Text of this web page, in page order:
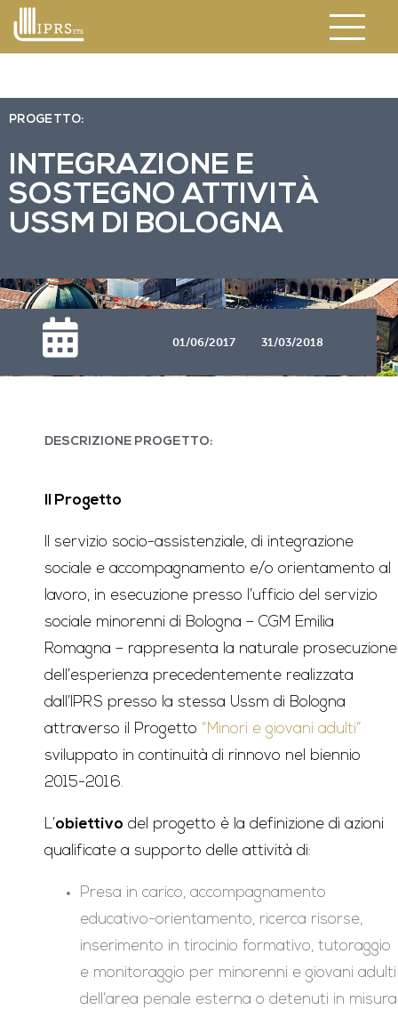
PROGETTO:
INTEGRAZIONE E
SOSTEGNO ATTIVITÀ
USSM DI BOLOGNA
01/06/2017 31/03/2018
DESCRIZIONE PROGETTO:
Il Progetto
Il servizio socio-assistenziale, di integrazione
sociale e accompagnamento e/o orientamento al
lavoro, in esecuzione presso l’ufficio del servizio
sociale minorenni di Bologna – CGM Emilia
Romagna – rappresenta la naturale prosecuzione
dell’esperienza precedentemente realizzata
dall’IPRS presso la stessa Ussm di Bologna
attraverso il Progetto “Minori e giovani adulti”
sviluppato in continuità di rinnovo nel biennio
2015-2016.
L’obiettivo del progetto è la definizione di azioni
qualificate a supporto delle attività di:
Presa in carico, accompagnamento
educativo-orientamento, ricerca risorse,
inserimento in tirocinio formativo, tutoraggio
e monitoraggio per minorenni e giovani adulti
dell’area penale esterna o detenuti in misura